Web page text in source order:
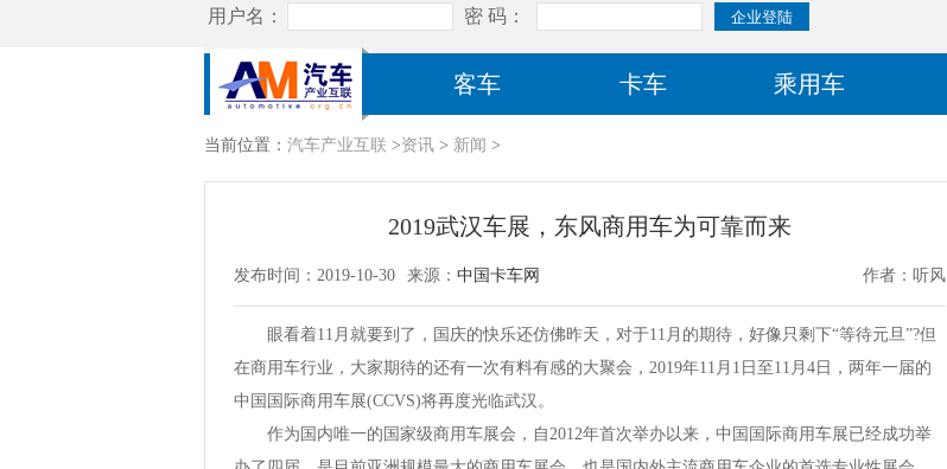
客车 卡车 乘用车
当前位置： 汽车产业互联 >资讯 > 新闻 >
2019武汉车展，东风商用车为可靠而来
发布时间：2019-10-30 来源： 中国卡车网 作者：听风
眼看着11月就要到了，国庆的快乐还仿佛昨天，对于11月的期待，好像只剩下“等待元旦”?但
在商用车行业，大家期待的还有一次有料有感的大聚会，2019年11月1日至11月4日，两年一届的
中国国际商用车展(CCVS)将再度光临武汉。
作为国内唯一的国家级商用车展会，自2012年首次举办以来，中国国际商用车展已经成功举